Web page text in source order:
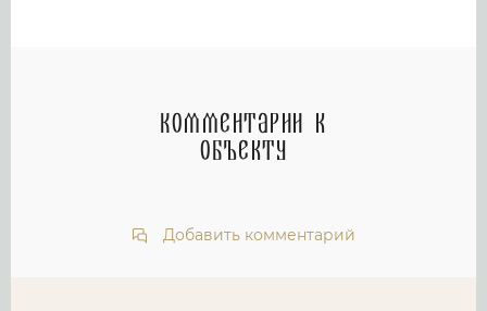
Комментарии к
объекту
Добавить комментарий